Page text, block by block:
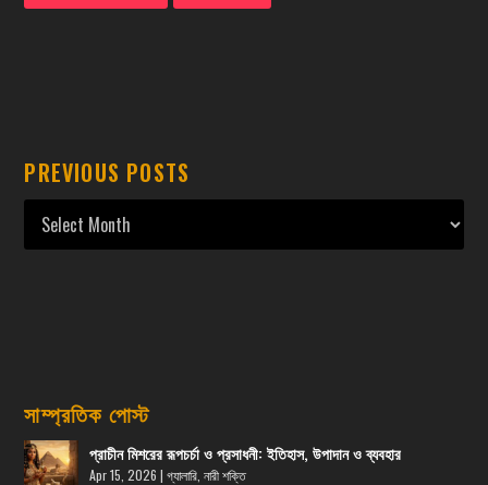
PREVIOUS POSTS
সাম্প্রতিক পোস্ট
প্রাচীন মিশরের রূপচর্চা ও প্রসাধনী: ইতিহাস, উপাদান ও ব্যবহার
Apr 15, 2026 |গ্যালারি ,নারী শক্তি